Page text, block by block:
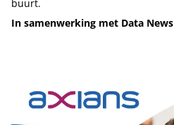
buurt.
In samenwerking met Data News